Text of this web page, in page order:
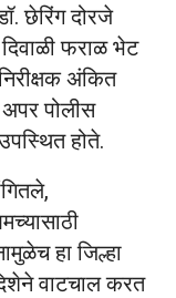
छेरिंग दोरजे
फराळ भेट
अंकित
पोलीस
होते.
हा जिल्हा
वाटचाल करत